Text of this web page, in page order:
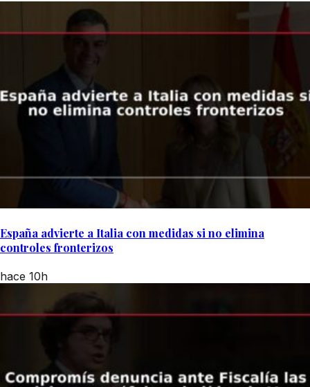
España advierte a Italia con medidas si no elimina
controles fronterizos
hace 10h